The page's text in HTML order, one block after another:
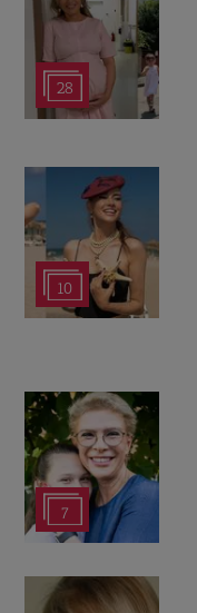
28
10
7